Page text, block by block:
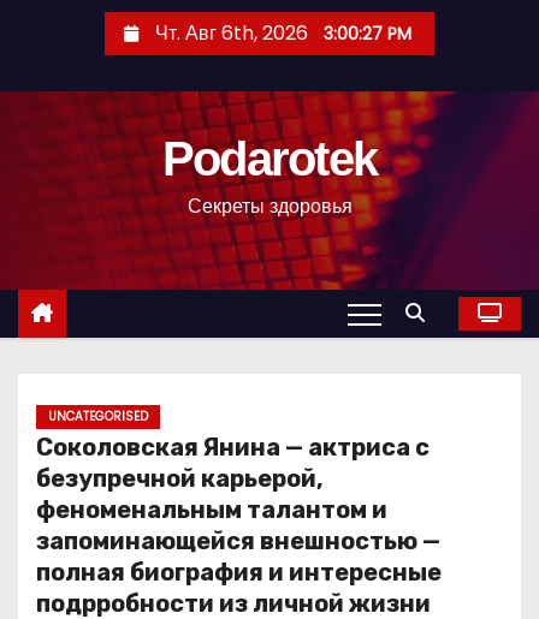
с
Чт. Авг 6th, 2026 3:00:29 PM
Podarotek
Секреты здоровья
UNCATEGORISED
Соколовская Янина — актриса с
безупречной карьерой,
феноменальным талантом и
запоминающейся внешностью —
полная биография и интересные
подрробности из личной жизни